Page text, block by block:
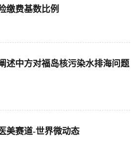
缴费基数比例
述中方对福岛核污染水排海问题
美赛道-世界微动态